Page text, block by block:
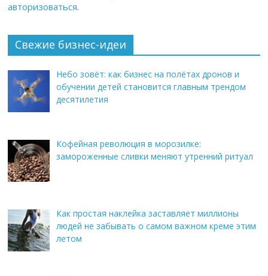
авторизоваться.
Свежие бизнес-идеи
Небо зовёт: как бизнес на полётах дронов и
обучении детей становится главным трендом
десятилетия
Кофейная революция в морозилке:
замороженные сливки меняют утренний ритуал
Как простая наклейка заставляет миллионы
людей не забывать о самом важном креме этим
летом